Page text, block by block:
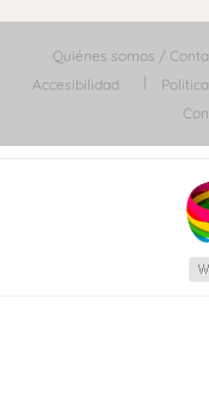
Quiénes somos /
Accesibilidad